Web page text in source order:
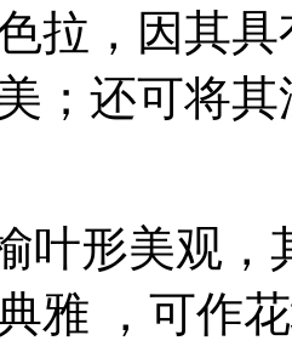
拉，因其
；还可将
叶形美观，
雅 ，可作